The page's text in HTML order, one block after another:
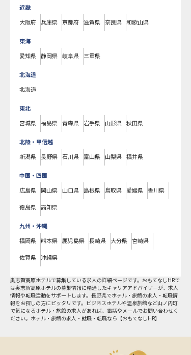
近畿
大阪府 兵庫県 京都府 滋賀県 奈良県 和歌山県
東海
愛知県 静岡県 岐阜県 三重県
北海道
北海道
東北
宮城県 福島県 青森県 岩手県 山形県 秋田県
北陸・甲信越
新潟県 長野県 石川県 富山県 山梨県 福井県
中国・四国
広島県 岡山県 山口県 島根県 鳥取県 愛媛県 香川県
徳島県 高知県
九州・沖縄
福岡県 熊本県 鹿児島県 長崎県 大分県 宮崎県
佐賀県 沖縄県
奥志賀高原ホテルで募集している求人の詳細ページです。おもてなしHRで
は奥志賀高原ホテルの募集情報に精通したキャリアアドバイザーが、求人
情報や転職活動をサポートします。長野県でホテル・旅館の求人・転職情
報をお探しの方にピッタリです。ビジネスホテルや温泉旅館など山ノ内町
で気になるホテル・旅館の求人があれば、電話やメールでお問い合わせく
ださい。ホテル・旅館の求人・就職・転職なら【おもてなしHR】